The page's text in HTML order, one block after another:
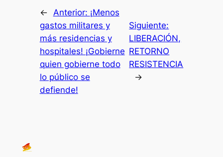
← Anterior: ¡Menos
gastos militares y
más residencias y
hospitales! ¡Gobierne
quien gobierne todo
lo público se
defiende!
Siguiente:
LIBERACIÓN,
RETORNO
RESISTENCIA
→